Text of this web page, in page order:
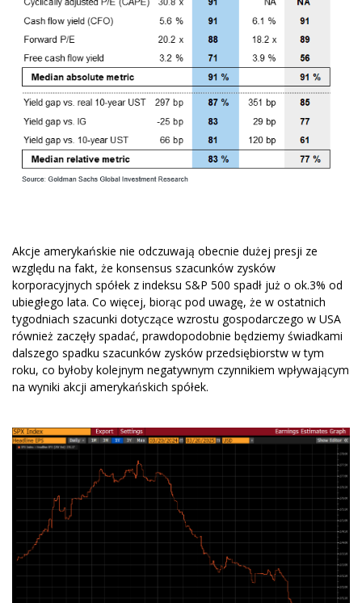
Akcje amerykańskie nie odczuwają obecnie dużej presji ze
względu na fakt, że konsensus szacunków zysków
korporacyjnych spółek z indeksu S&P 500 spadł już o ok.3% od
ubiegłego lata. Co więcej, biorąc pod uwagę, że w ostatnich
tygodniach szacunki dotyczące wzrostu gospodarczego w USA
również zaczęły spadać, prawdopodobnie będziemy świadkami
dalszego spadku szacunków zysków przedsiębiorstw w tym
roku, co byłoby kolejnym negatywnym czynnikiem wpływającym
na wyniki akcji amerykańskich spółek.